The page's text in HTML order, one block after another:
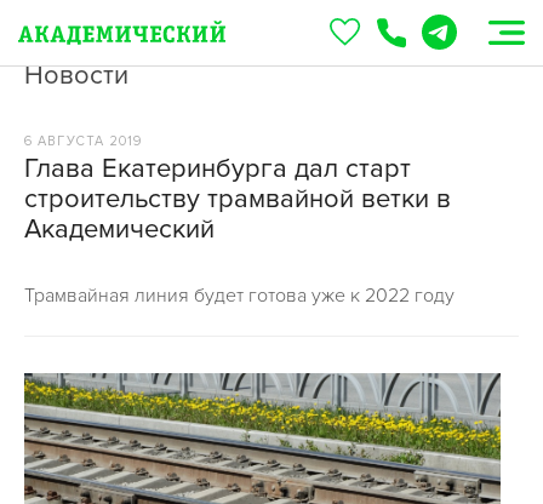
Новости
6 АВГУСТА 2019
Глава Екатеринбурга дал старт
строительству трамвайной ветки в
Академический
Трамвайная линия будет готова уже к 2022 году